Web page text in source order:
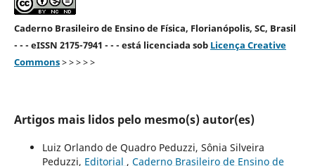
Caderno Brasileiro de Ensino de Física, Florianópolis, SC, Brasil
- - - eISSN 2175-7941 - - - está licenciada sob Licença Creative
Commons> > > > >
Artigos mais lidos pelo mesmo(s) autor(es)
Luiz Orlando de Quadro Peduzzi, Sônia Silveira
Peduzzi, Editorial , Caderno Brasileiro de Ensino de